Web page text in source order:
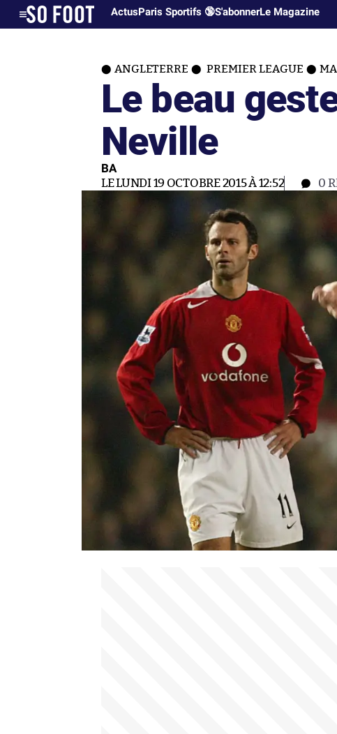
ActusParis Sportifs 🔞S'abonnerLe Magazine
ANGLETERRE PREMIER LEAGUE
Le beau
Neville
BA
LE LUNDI 19 OCTOBRE 2015 À 12:52 0